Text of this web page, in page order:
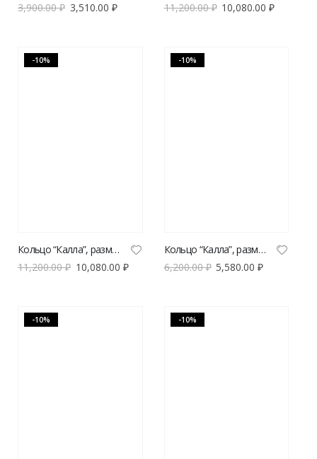
3,900.00₽ 3,510.00 ₽
11,200.00₽ 10,080.00₽
-10%
Кольцо “Калла”, размер XL
11,200.00₽ 10,080.00 ₽
-10%
Кольцо “Калла”, размер L
6,200.00₽ 5,580.00₽
-10% -10%